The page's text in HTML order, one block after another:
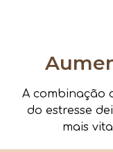
A combinação
do estresse
mais